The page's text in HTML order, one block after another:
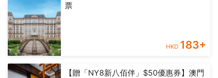
票
HKD 183+
【贈「NY8新八佰伴」$50優惠券】澳門